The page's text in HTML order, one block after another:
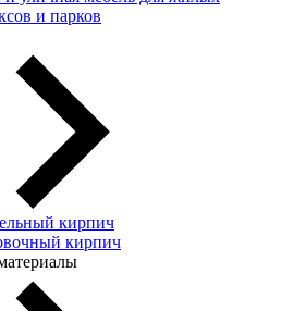
и парков
кирпич
кирпич